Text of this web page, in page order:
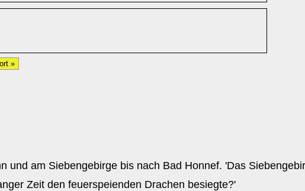
»
und am Siebengebirge bis nach Bad Honnef. 'Das
Zeit den feuerspeienden Drachen besiegte?'